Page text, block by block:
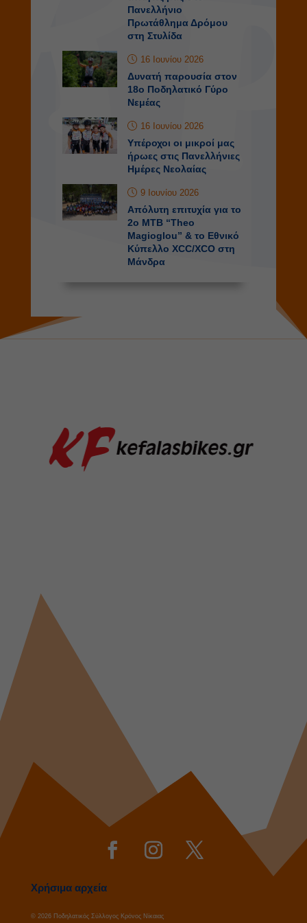
Πανελλήνιο
Πρωτάθλημα Δρόμου
στη Στυλίδα
16 Ιουνίου 2026
Δυνατή παρουσία στον
18ο Ποδηλατικό Γύρο
Νεμέας
16 Ιουνίου 2026
Υπέροχοι οι μικροί μας
ήρωες στις Πανελλήνιες
Ημέρες Νεολαίας
9 Ιουνίου 2026
Απόλυτη επιτυχία για το
2o MTB “Theo
Magioglou” & το Εθνικό
Κύπελλο XCC/XCO στη
Μάνδρα
Χρήσιμα αρχεία
© 2026 Ποδηλατικός Σύλλογος Κρόνος Νίκαιας